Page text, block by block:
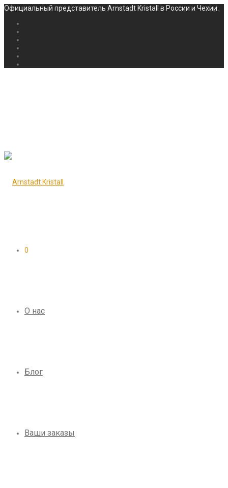
Официальный представитель Arnstadt Kristall в России и Чехии.
0
О нас
Блог
Ваши заказы